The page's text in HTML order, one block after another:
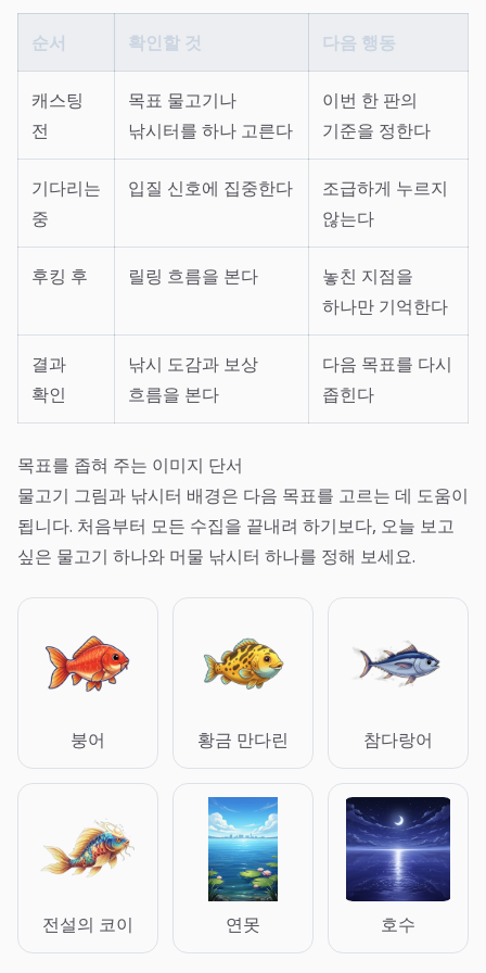
순서 확인할 것 다음 행동
캐스팅
전
목표 물고기나
낚시터를 하나 고른다
이번 한 판의
기준을 정한다
기다리는
중
입질 신호에 집중한다
조급하게 누르지
않는다
후킹 후 릴링 흐름을 본다
놓친 지점을
하나만 기억한다
결과
확인
낚시 도감과 보상
흐름을 본다
다음 목표를 다시
좁힌다
목표를 좁혀 주는 이미지 단서
물고기 그림과 낚시터 배경은 다음 목표를 고르는 데 도움이
됩니다. 처음부터 모든 수집을 끝내려 하기보다, 오늘 보고
싶은 물고기 하나와 머물 낚시터 하나를 정해 보세요.
붕어 황금 만다린 참다랑어
전설의 코이 연못 호수